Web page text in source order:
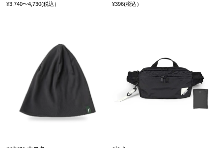
¥3,740〜4,730(税込） ¥396(税込）